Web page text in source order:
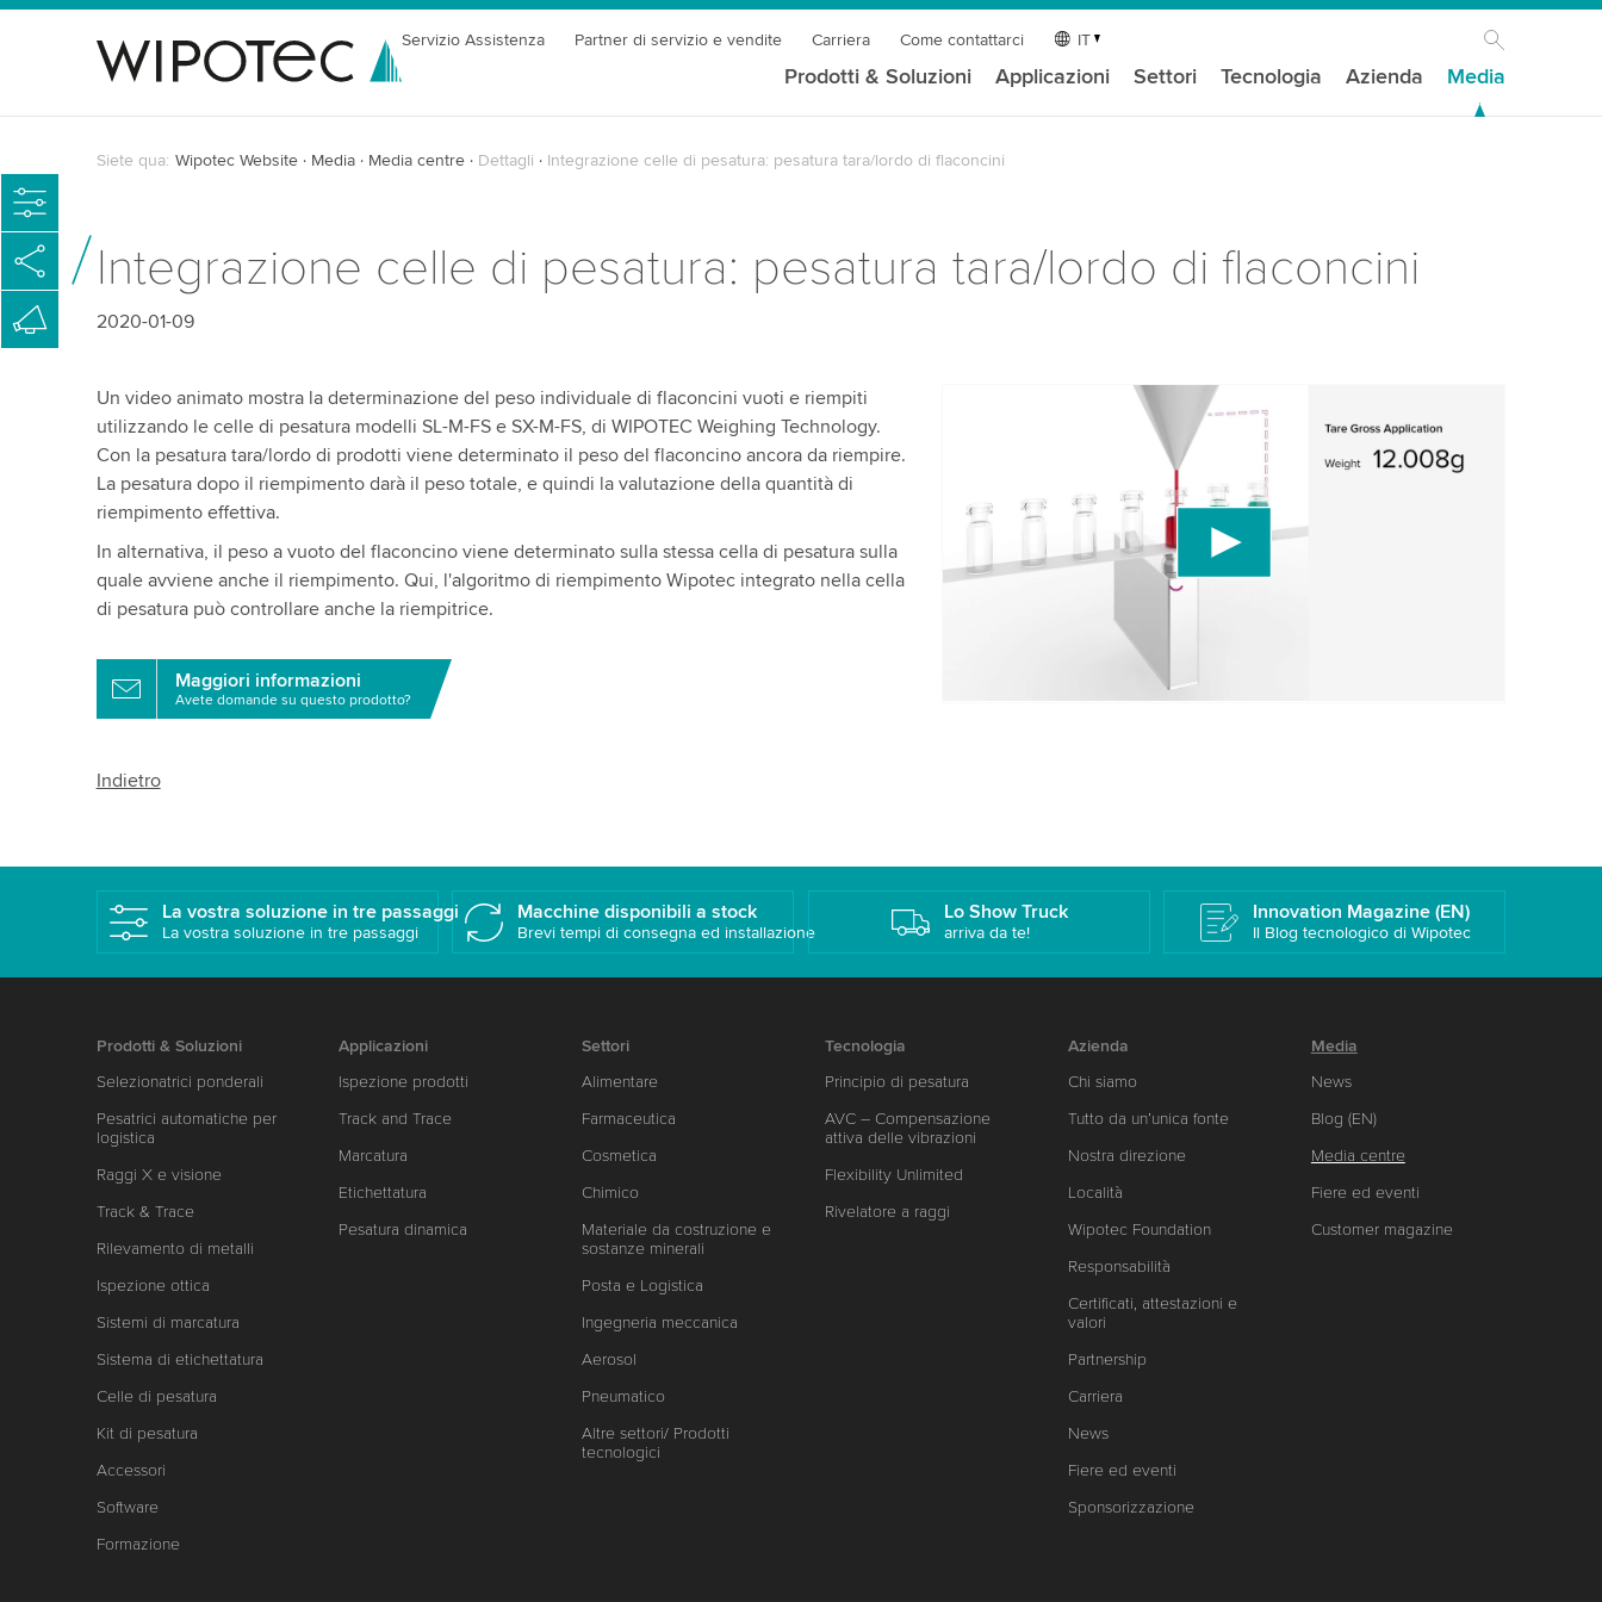
Servizio Assistenza Partner di servizio e vendite Carriera Come contattarci IT
Prodotti & Soluzioni Applicazioni Settori Tecnologia Azienda Media
Siete qua: Wipotec Website Media Media centre Dettagli Integrazione celle di pesatura: pesatura tara/lordo di flaconcini
Integrazione celle di pesatura: pesatura tara/lordo di flaconcini
2020-01-09
Abbiamo bisogno del tuo consenso per caricare il
servizio video di YouTube!
Utilizziamo un servizio di terze parti per incorporare
contenuti video che potrebbe raccogliere dati sulla tua
attività. Per favore, rivedi i dettagli e accetta il servizio per
guardare questo video.
Maggiori informazioni
Un video animato mostra la determinazione del peso individuale di flaconcini vuoti e riempiti
utilizzando le celle di pesatura modelli SL-M-FS e SX-M-FS, di WIPOTEC Weighing Technology.
Con la pesatura tara/lordo di prodotti viene determinato il peso del flaconcino ancora da riempire.
La pesatura dopo il riempimento darà il peso totale, e quindi la valutazione della quantità di
riempimento effettiva.
In alternativa, il peso a vuoto del flaconcino viene determinato sulla stessa cella di pesatura sulla
quale avviene anche il riempimento. Qui, l'algoritmo di riempimento Wipotec integrato nella cella
di pesatura può controllare anche la riempitrice.
Maggiori informazioni
Avete domande su questo prodotto?
Indietro
La vostra soluzione in tre passaggi
La vostra soluzione in tre passaggi
Macchine disponibili a stock
Brevi tempi di consegna ed installazione
Lo Show Truck
arriva da te!
Innovation Magazine (EN)
Il Blog tecnologico di Wipotec
Prodotti & Soluzioni
Selezionatrici ponderali
Pesatrici automatiche per
logistica
Raggi X e visione
Track & Trace
Rilevamento di metalli
Ispezione ottica
Sistemi di marcatura
Sistema di etichettatura
Celle di pesatura
Kit di pesatura
Accessori
Software
Formazione
Applicazioni
Ispezione prodotti
Track and Trace
Marcatura
Etichettatura
Pesatura dinamica
Settori
Alimentare
Farmaceutica
Cosmetica
Chimico
Materiale da costruzione e
sostanze minerali
Posta e Logistica
Ingegneria meccanica
Aerosol
Pneumatico
Altre settori/ Prodotti
tecnologici
Tecnologia
Principio di pesatura
AVC – Compensazione
attiva delle vibrazioni
Flexibility Unlimited
Rivelatore a raggi
Azienda
Chi siamo
Tutto da un’unica fonte
Nostra direzione
Località
Wipotec Foundation
Responsabilità
Certificati, attestazioni e
valori
Partnership
Carriera
News
Fiere ed eventi
Sponsorizzazione
Media
News
Blog (EN)
Media centre
Fiere ed eventi
Customer magazine